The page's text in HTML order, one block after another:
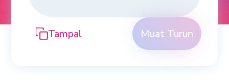
Tampal Muat Turun